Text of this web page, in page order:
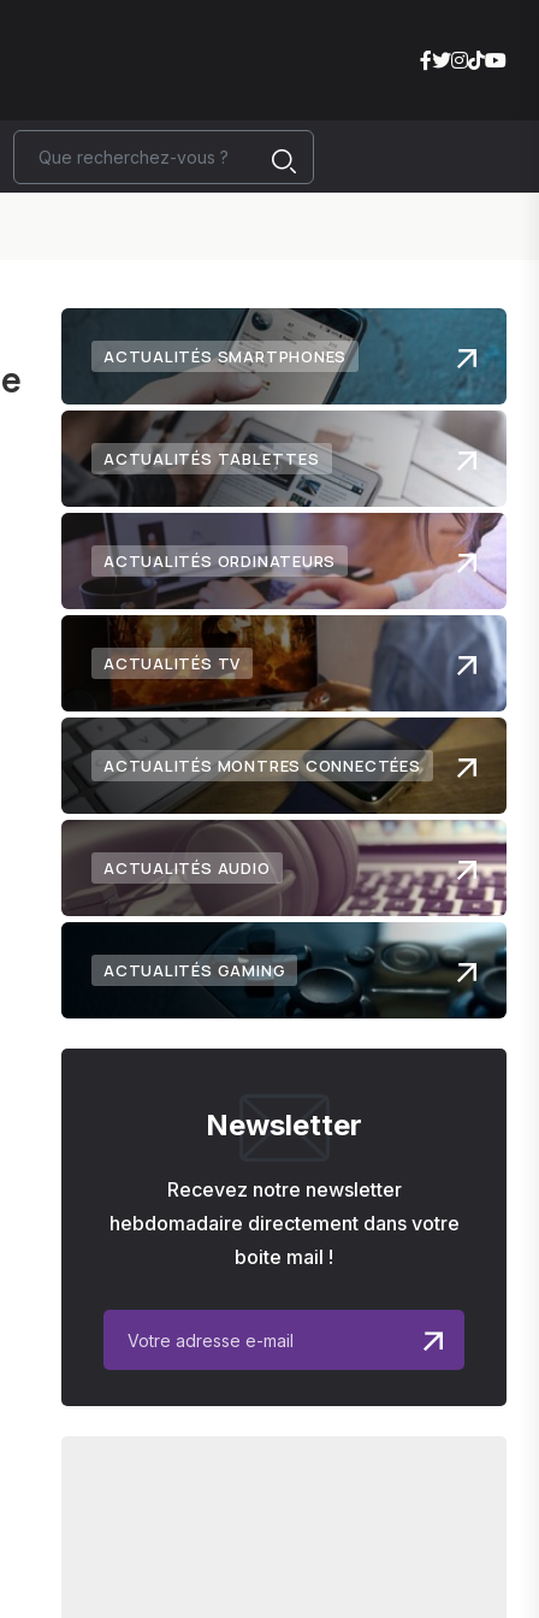
ACTUALITÉS SMARTPHONES
ACTUALITÉS TABLETTES
ACTUALITÉS ORDINATEURS
ACTUALITÉS TV
ACTUALITÉS MONTRES CONNECTÉES
ACTUALITÉS AUDIO
ACTUALITÉS GAMING
Newsletter
Recevez notre newsletter
hebdomadaire directement dans votre
boite mail !